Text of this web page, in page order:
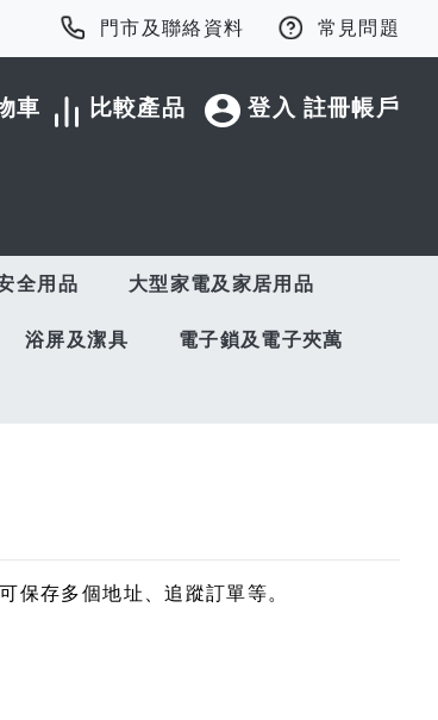
門市及聯絡資料 常見問題
登入 註冊帳戶
比較產品
車
全用品 大型家電及家居用品
浴屏及潔具 電子鎖及電子夾萬
保存多個地址、追蹤訂單等。